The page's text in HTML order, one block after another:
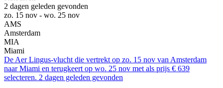
2 dagen geleden gevonden
zo. 15 nov - wo. 25 nov
AMS
Amsterdam
MIA
Miami
De Aer Lingus-vlucht die vertrekt op zo. 15 nov van Amsterdam
naar Miami en terugkeert op wo. 25 nov met als prijs € 639
selecteren. 2 dagen geleden gevonden